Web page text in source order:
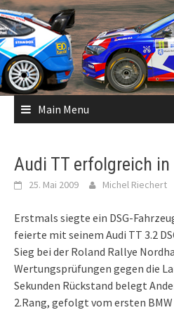
Skip
to
content
Main Menu
Audi TT erfolgreich
25. Mai 2009 Michel Riechert
Erstmals siegte ein DSG-
feierte mit seinem Audi TT 3.2
Sieg bei der Roland Rallye
Wertungsprüfungen gegen die
Sekunden Rückstand belegt
2.Rang, gefolgt vom ersten BMW